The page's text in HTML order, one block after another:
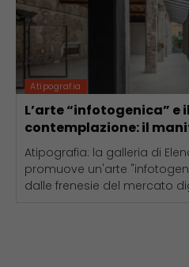
Atipografia
L’arte “infotogenica” e
contemplazione: il
Atipografia: la galleria di
promuove un'arte
dalle frenesie del mercato